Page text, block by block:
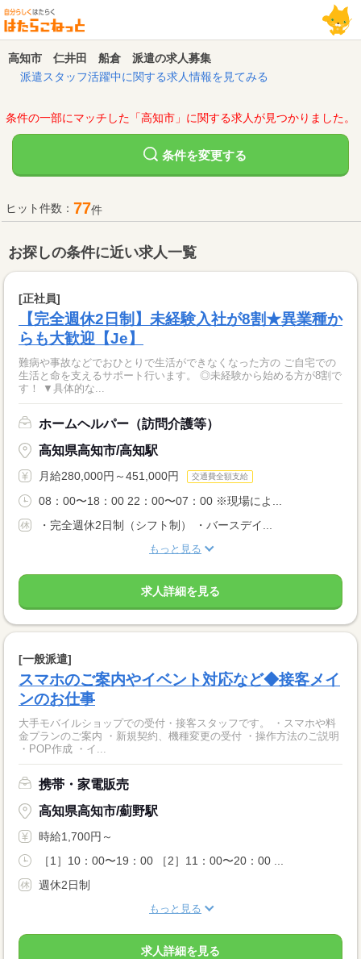
高知市 仁井田 船倉 派遣の求人募集
派遣スタッフ活躍中に関する求人情報を見てみる
条件の一部にマッチした「高知市」に関する求人が見つかりました。
条件を変更する
ヒット件数： 77件
お探しの条件に近い求人一覧
[正社員]
【完全週休2日制】未経験入社が8割★異業種か
らも大歓迎【Je】
難病や事故などでおひとりで生活ができなくなった方の ご自宅での
生活と命を支えるサポート行います。 ◎未経験から始める方が8割で
す！ ▼具体的な...
ホームヘルパー（訪問介護等）
高知県高知市/高知駅
月給280,000円～451,000円 交通費全額支給
08：00〜18：00 22：00〜07：00 ※現場によ...
・完全週休2日制（シフト制） ・バースデイ...
もっと見る
求人詳細を見る
[一般派遣]
スマホのご案内やイベント対応など◆接客メイ
ンのお仕事
大手モバイルショップでの受付・接客スタッフです。 ・スマホや料
金プランのご案内 ・新規契約、機種変更の受付 ・操作方法のご説明
・POP作成 ・イ...
携帯・家電販売
高知県高知市/薊野駅
時給1,700円～
［1］10：00〜19：00 ［2］11：00〜20：00 ...
週休2日制
もっと見る
求人詳細を見る